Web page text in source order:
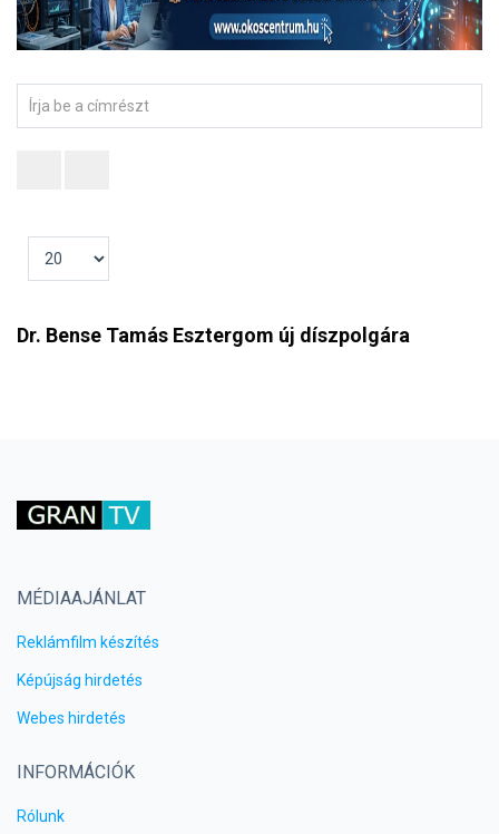
be
Dr. Bense Tamás Esztergom új díszpolgára
MÉDIAAJÁNLAT
Reklámfilm készítés
Képújság hirdetés
Webes hirdetés
INFORMÁCIÓK
Rólunk